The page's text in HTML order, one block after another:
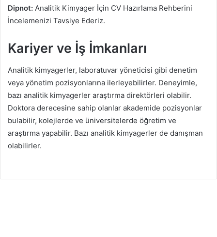
Dipnot: Analitik Kimyager İçin CV Hazırlama Rehberini
İncelemenizi Tavsiye Ederiz.
Kariyer ve İş İmkanları
Analitik kimyagerler, laboratuvar yöneticisi gibi denetim
veya yönetim pozisyonlarına ilerleyebilirler. Deneyimle,
bazı analitik kimyagerler araştırma direktörleri olabilir.
Doktora derecesine sahip olanlar akademide pozisyonlar
bulabilir, kolejlerde ve üniversitelerde öğretim ve
araştırma yapabilir. Bazı analitik kimyagerler de danışman
olabilirler.